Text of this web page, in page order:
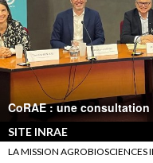
CoRAE : une
SITE INRAE
LA MISSION AGROBIOSCIENCES